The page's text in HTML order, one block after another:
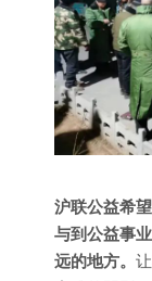
沪联公益希
与到公益事
远的地方。